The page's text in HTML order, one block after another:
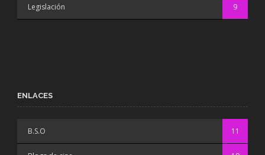
Legislación 9
ENLACES
B.S.O 11